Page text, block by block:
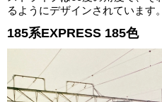
るようにデザインされています。
185系EXPRESS 185色